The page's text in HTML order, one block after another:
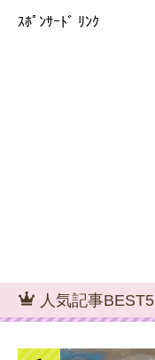
ｽﾎﾟﾝｻｰﾄﾞ ﾘﾝｸ
人気記事BEST5